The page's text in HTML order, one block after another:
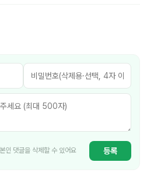
인 댓글을 삭제할 수 있어요 등록